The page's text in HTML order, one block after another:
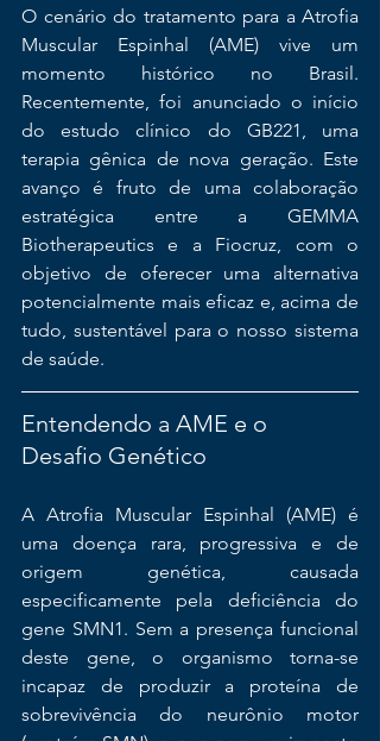
O cenário do tratamento para a Atrofia
Muscular Espinhal (AME) vive um
momento histórico no Brasil.
Recentemente, foi anunciado o início
do estudo clínico do GB221, uma
terapia gênica de nova geração. Este
avanço é fruto de uma colaboração
estratégica entre a GEMMA
Biotherapeutics e a Fiocruz, com o
objetivo de oferecer uma alternativa
potencialmente mais eficaz e, acima de
tudo, sustentável para o nosso sistema
de saúde.
Entendendo a AME e o
Desafio Genético
A Atrofia Muscular Espinhal (AME) é
uma doença rara, progressiva e de
origem genética, causada
especificamente pela deficiência do
gene SMN1. Sem a presença funcional
deste gene, o organismo torna-se
incapaz de produzir a proteína de
sobrevivência do neurônio motor